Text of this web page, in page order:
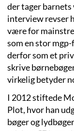
der tager
interview revser
være for
som en stor
derfor som et
skrive
virkelig betyder
I 2012 stiftede
Plot, hvor han
bøger og